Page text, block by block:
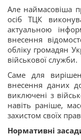
Але наймасовіша
осіб ТЦК
актуальною
внесення
обліку громадян
військової служби.
Саме для
внесення даних
виключені з
навіть раніше,
захистом своїх
Нормативні